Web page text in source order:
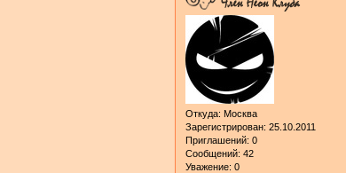
Откуда: Москва
Зарегистрирован: 25.10.2011
Приглашений: 0
Сообщений: 42
Уважение: 0